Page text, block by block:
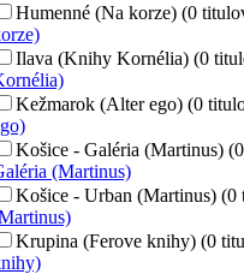
Humenné (Na korze) (0
Ilava (Knihy Kornélia) (0
Kežmarok (Alter ego) (0
Košice - Galéria (Martinus)
(Martinus)
Košice - Urban (Martinus) (0
Krupina (Ferove knihy) (0